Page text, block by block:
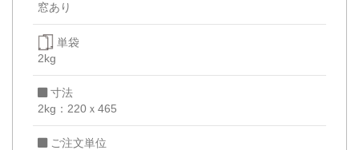
窓あり
単袋
2kg
寸法
2kg：220ｘ465
ご注文単位